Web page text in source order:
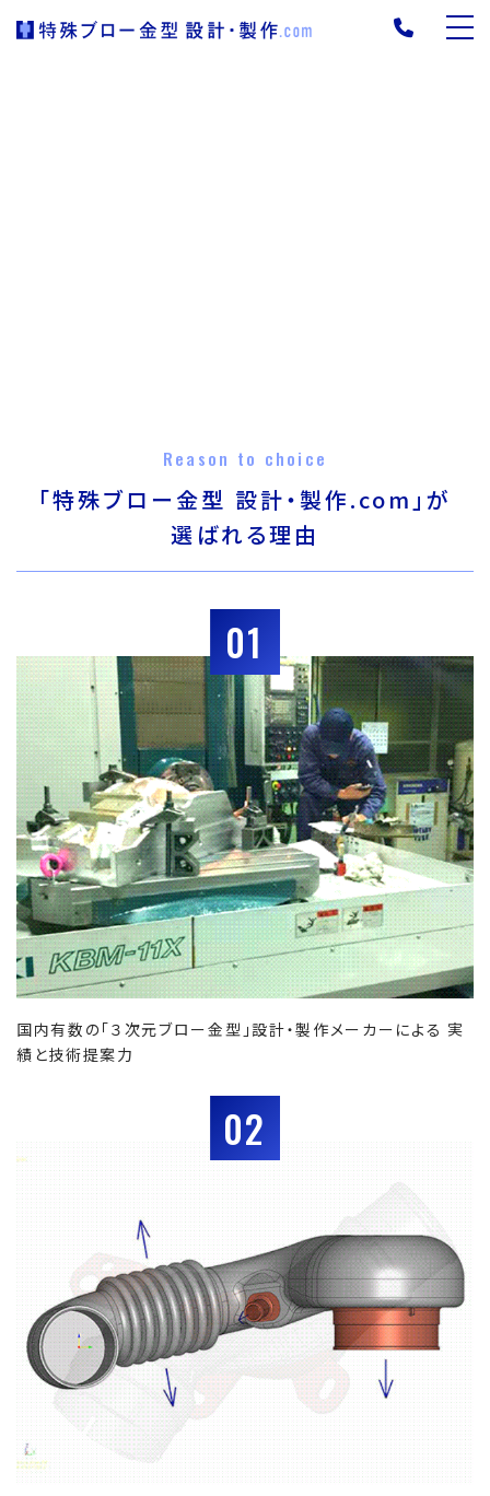
Reason to choice
「特殊ブロー金型 設計・製作.com」が
選ばれる理由
01
国内有数の「３次元ブロー金型」設計・製作メーカーによる 実
績と技術提案力
02